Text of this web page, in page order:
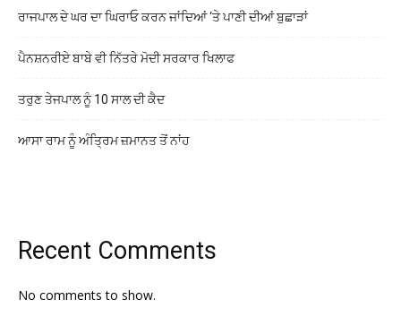
ਰਾਜਪਾਲ ਦੇ ਘਰ ਦਾ ਘਿਰਾਓ ਕਰਨ ਜਾਂਦਿਆਂ ‘ਤੇ ਪਾਣੀ ਦੀਆਂ ਬੁਛਾੜਾਂ
ਪੈਨਸ਼ਨਰੀਏ ਬਾਬੇ ਵੀ ਨਿੱਤਰੇ ਮੋਦੀ ਸਰਕਾਰ ਖਿਲਾਫ
ਤਰੁਣ ਤੇਜਪਾਲ ਨੂੰ 10 ਸਾਲ ਦੀ ਕੈਦ
ਆਸਾ ਰਾਮ ਨੂੰ ਅੰਤ੍ਰਿਮ ਜ਼ਮਾਨਤ ਤੋਂ ਨਾਂਹ
Recent Comments
No comments to show.